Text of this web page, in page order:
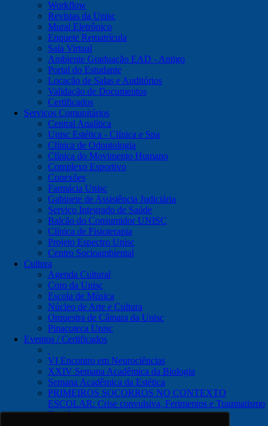
Workflow
Revistas da Unisc
Mural Eletrônico
Enquete Rematrícula
Sala Virtual
Ambiente Graduação EAD - Antigo
Portal do Estudante
Locação de Salas e Auditórios
Validação de Documentos
Certificados
Serviços Comunitários
Central Analítica
Unisc Estética - Clínica e Spa
Clínica de Odontologia
Clínica do Movimento Humano
Complexo Esportivo
Conexões
Farmácia Unisc
Gabinete de Assistência Judiciária
Serviço Integrado de Saúde
Balcão do Consumidor UNISC
Clínica de Fisioterapia
Projeto Espectro Unisc
Centro Socioambiental
Cultura
Agenda Cultural
Coro da Unisc
Escola de Música
Núcleo de Arte e Cultura
Orquestra de Câmara da Unisc
Pinacoteca Unisc
Eventos / Certificados
VI Encontro em Neurociências
XXIV Semana Acadêmica da Biologia
Semana Acadêmica da Estética
PRIMEIROS SOCORROS NO CONTEXTO
ESCOLAR: Crise convulsiva, Ferimentos e Traumatismo
Dentário